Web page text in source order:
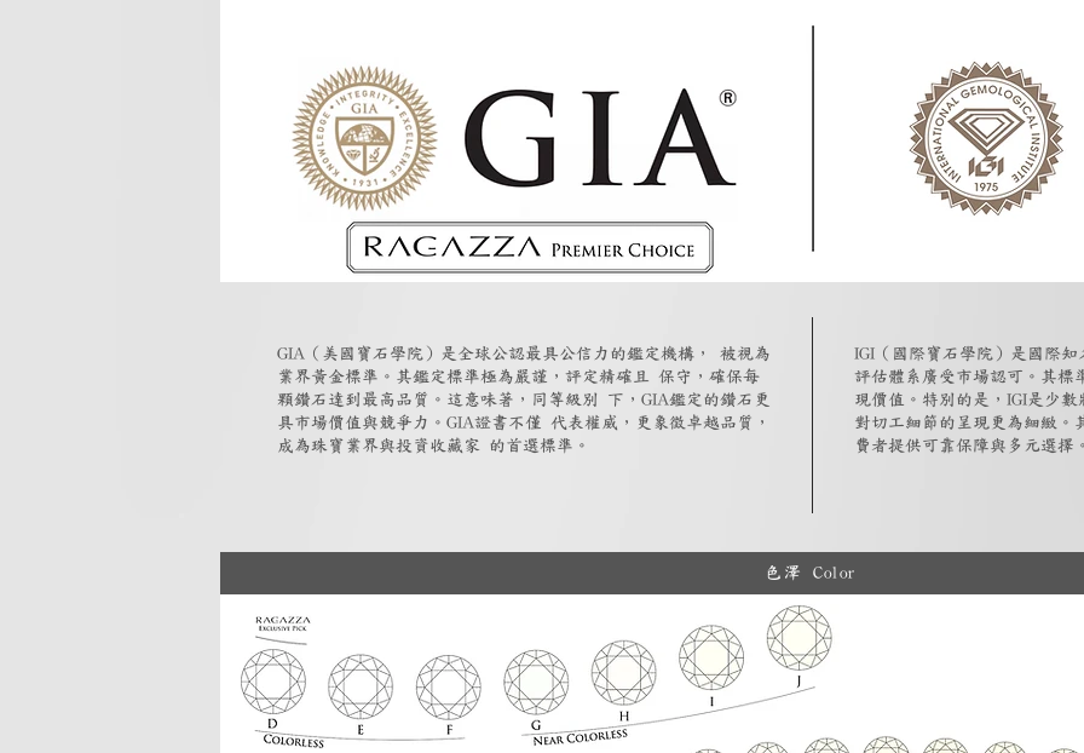
GIA（美國寶石學院）是全球公認最具公信力的鑑定機構， 被視為
業界黃金標準。其鑑定標準極為嚴謹，評定精確且 保守，確保每
顆鑽石達到最高品質。這意味著，同等級別 下，GIA鑑定的鑽石更
具市場價值與競爭力。GIA證書不僅 代表權威，更象徵卓越品質，
成為珠寶業界與投資收藏家 的首選標準。
IGI（國際寶石學院）是國際
評估體系廣受市場認可。其標
現價值。特別的是，IGI是少
對切工細節的呈現更為細緻。
費者提供可靠保障與多元選擇。
色澤 Color